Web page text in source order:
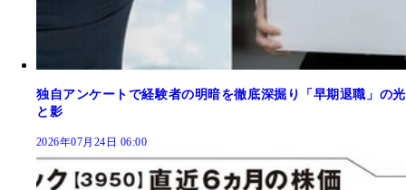
独自アンケートで経験者の明暗を徹底深掘り「早期退職」の光
と影
2026年07月24日 06:00